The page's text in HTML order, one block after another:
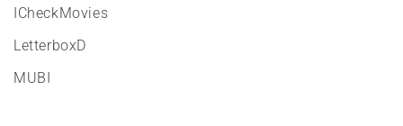
ICheckMovies
LetterboxD
MUBI